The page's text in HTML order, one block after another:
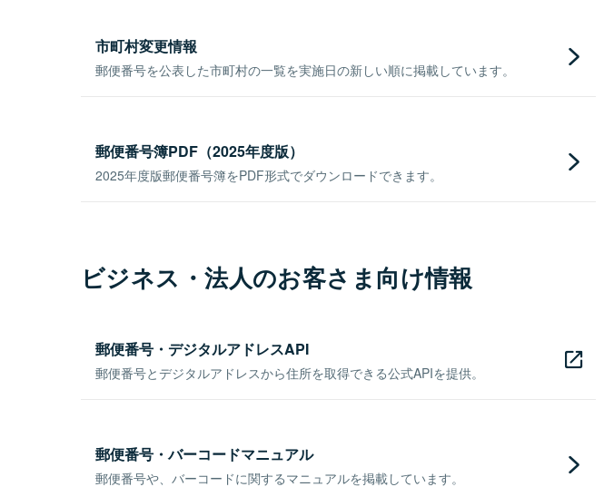
市町村変更情報
郵便番号を公表した市町村の一覧を実施日の新しい順に掲載しています。
郵便番号簿PDF（2025年度版）
2025年度版郵便番号簿をPDF形式でダウンロードできます。
ビジネス・法人のお客さま向け情報
郵便番号・デジタルアドレスAPI
郵便番号とデジタルアドレスから住所を取得できる公式APIを提供。
郵便番号・バーコードマニュアル
郵便番号や、バーコードに関するマニュアルを掲載しています。